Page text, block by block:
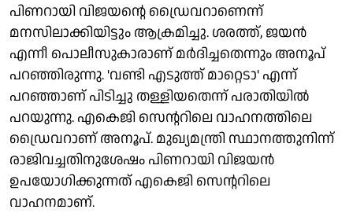
പിണറായി വിജയന്റെ ഡ്രൈവറാണെന്ന്
മനസിലാക്കിയിട്ടും ആക്രമിച്ചു. ശരത്ത്, ജയന്‍
എന്നീ പൊലീസുകാരാണ് മര്‍ദിച്ചതെന്നും അനൂപ്
പറഞ്ഞിരുന്നു. 'വണ്ടി എടുത്ത് മാറ്റെടാ' എന്ന്
പറഞ്ഞാണ് പിടിച്ചു തള്ളിയതെന്ന് പരാതിയില്‍
പറയുന്നു. എകെജി സെന്ററിലെ വാഹനത്തിലെ
ഡ്രൈവറാണ് അനൂപ്. മുഖ്യമന്ത്രി സ്ഥാനത്തുനിന്ന്
രാജിവച്ചതിനുശേഷം പിണറായി വിജയന്‍
ഉപയോഗിക്കുന്നത് എകെജി സെന്ററിലെ
വാഹനമാണ്.